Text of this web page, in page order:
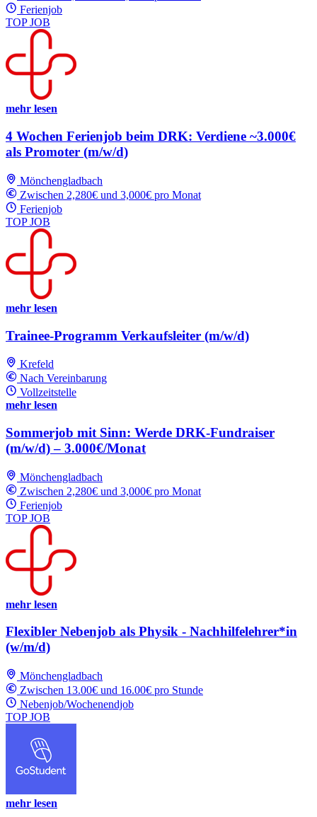
Ferienjob
TOP JOB
mehr lesen
4 Wochen Ferienjob beim DRK: Verdiene ~3.000€
als Promoter (m/w/d)
Mönchengladbach
Zwischen 2,280€ und 3,000€ pro Monat
Ferienjob
TOP JOB
mehr lesen
Trainee-Programm Verkaufsleiter (m/w/d)
Krefeld
Nach Vereinbarung
Vollzeitstelle
mehr lesen
Sommerjob mit Sinn: Werde DRK-Fundraiser
(m/w/d) – 3.000€/Monat
Mönchengladbach
Zwischen 2,280€ und 3,000€ pro Monat
Ferienjob
TOP JOB
mehr lesen
Flexibler Nebenjob als Physik - Nachhilfelehrer*in
(w/m/d)
Mönchengladbach
Zwischen 13.00€ und 16.00€ pro Stunde
Nebenjob/Wochenendjob
TOP JOB
mehr lesen